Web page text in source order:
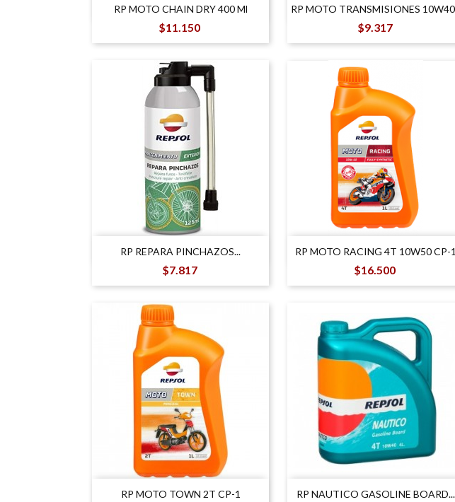
RP MOTO CHAIN DRY 400 Ml
Precio
$11.150
Vista rápida RP MOTO TRANSMISIONES
Precio
$9.317
Vista rápida
RP REPARA PINCHAZOS...
Precio
$7.817
Vista rápida RP MOTO RACING 4T 10W50 CP-1
Precio
$16.500
Vista rápida
RP MOTO TOWN 2T CP-1
Vista rápida RP NAUTICO GASOLINE BOARD...
Vista rápida